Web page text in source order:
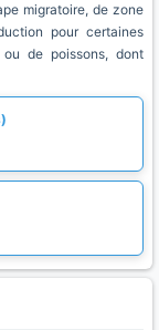
migratoire, de zone
pour certaines
ou de poissons, dont